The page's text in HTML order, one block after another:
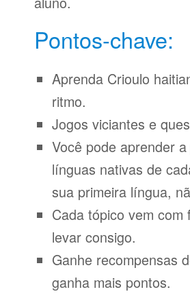
Pontos-chave:
Aprenda Crioulo
ritmo.
Jogos viciantes e
Você pode aprender
línguas nativas de
sua primeira língua,
Cada tópico vem
levar consigo.
Ganhe recompensas
ganha mais pontos.